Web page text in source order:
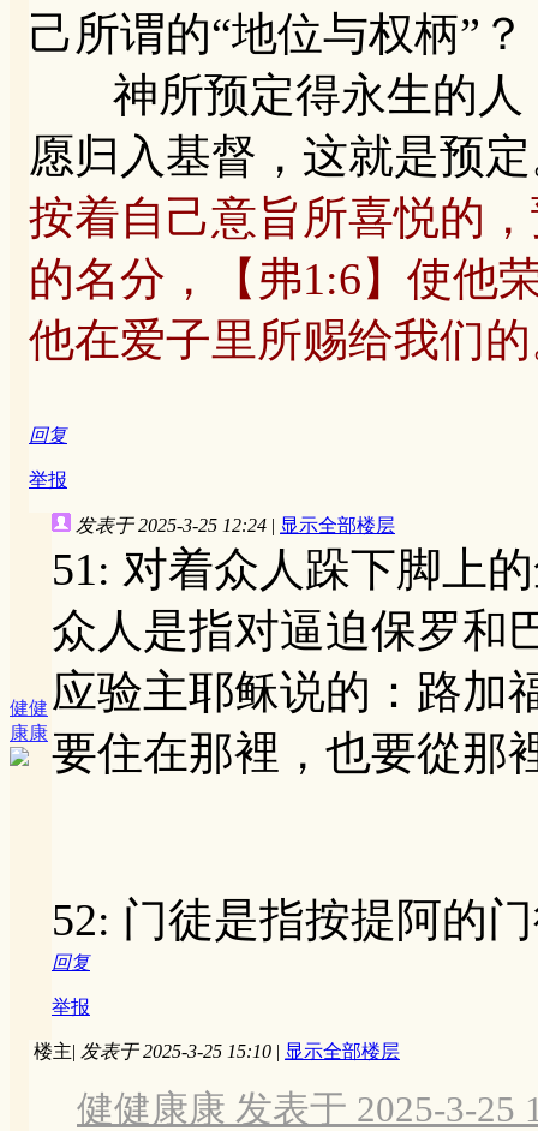
己所谓的“地位与权柄”？
神所预定得永生的人
愿归入基督，这就是预
按着自己意旨所喜悦的
的名分，【弗1:6】使他
他在爱子里所赐给我们
回复
举报
健健
康康
发表于 2025-3-25 12:24 | 显示全部楼层
51: 对着众人跺下脚上
众人是指对逼迫保罗和
应验主耶稣说的：路加
要住在那裡，也要從那
52: 门徒是指按提阿的
回复
举报
楼主| 发表于 2025-3-25 15:10 | 显示全部楼层
健健康康 发表于 2025-3-25